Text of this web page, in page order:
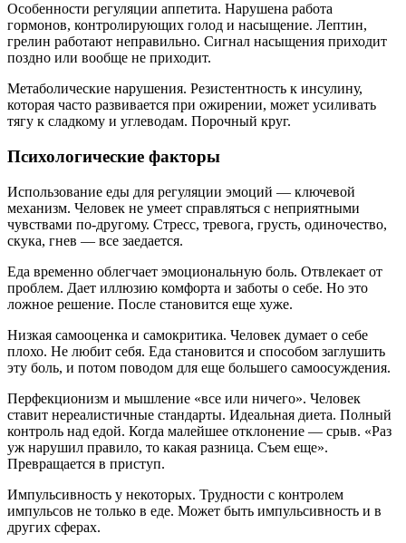
Особенности регуляции аппетита. Нарушена работа
гормонов, контролирующих голод и насыщение. Лептин,
грелин работают неправильно. Сигнал насыщения приходит
поздно или вообще не приходит.
Метаболические нарушения. Резистентность к инсулину,
которая часто развивается при ожирении, может усиливать
тягу к сладкому и углеводам. Порочный круг.
Психологические факторы
Использование еды для регуляции эмоций — ключевой
механизм. Человек не умеет справляться с неприятными
чувствами по-другому. Стресс, тревога, грусть, одиночество,
скука, гнев — все заедается.
Еда временно облегчает эмоциональную боль. Отвлекает от
проблем. Дает иллюзию комфорта и заботы о себе. Но это
ложное решение. После становится еще хуже.
Низкая самооценка и самокритика. Человек думает о себе
плохо. Не любит себя. Еда становится и способом заглушить
эту боль, и потом поводом для еще большего самоосуждения.
Перфекционизм и мышление «все или ничего». Человек
ставит нереалистичные стандарты. Идеальная диета. Полный
контроль над едой. Когда малейшее отклонение — срыв. «Раз
уж нарушил правило, то какая разница. Съем еще».
Превращается в приступ.
Импульсивность у некоторых. Трудности с контролем
импульсов не только в еде. Может быть импульсивность и в
других сферах.